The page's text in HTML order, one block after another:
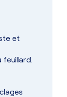
et